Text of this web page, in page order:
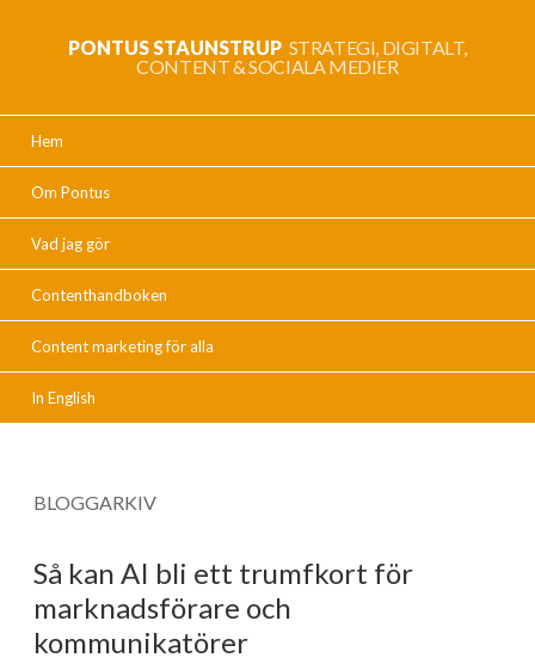
PONTUS STAUNSTRUP STRATEGI, DIGITALT,
CONTENT & SOCIALA MEDIER
Hem
Om Pontus
Vad jag gör
Contenthandboken
Content marketing för alla
In English
BLOGGARKIV
Så kan AI bli ett trumfkort för
marknadsförare och
kommunikatörer